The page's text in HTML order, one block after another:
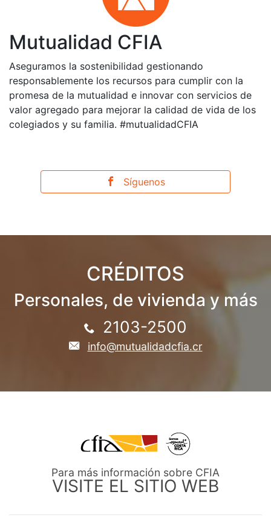
Mutualidad CFIA
Aseguramos la sostenibilidad gestionando
responsablemente los recursos para cumplir con la
promesa de la mutualidad e innovar con servicios de
valor agregado para mejorar la calidad de vida de los
colegiados y su familia. #mutualidadCFIA
Síguenos
CRÉDITOS
Personales, de vivienda y más
2103-2500
info@mutualidadcfia.cr
Para más información sobre CFIA
VISITE EL SITIO WEB